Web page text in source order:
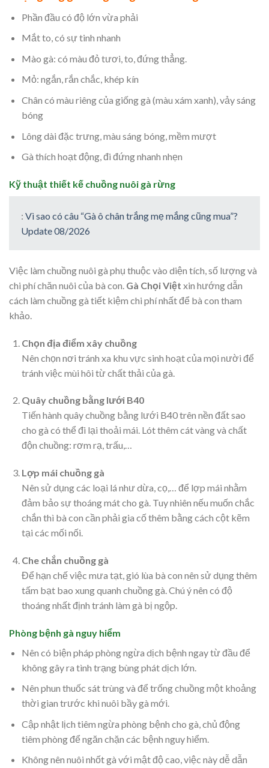
Phần đầu có độ lớn vừa phải
Mắt to, có sự tinh nhanh
Mào gà: có màu đỏ tươi, to, đứng thẳng.
Mỏ: ngắn, rắn chắc, khép kín
Chân có màu riêng của giống gà (màu xám xanh), vảy sáng
bóng
Lông dài đặc trưng, màu sáng bóng, mềm mượt
Gà thích hoạt động, đi đứng nhanh nhẹn
Kỹ thuật thiết kế chuồng nuôi gà rừng
: Vì sao có câu “Gà ô chân trắng mẹ mắng cũng mua”?
Update 08/2026
Việc làm chuồng nuôi gà phụ thuộc vào diện tích, số lượng và
chi phí chăn nuôi của bà con. Gà Chọi Việt xin hướng dẫn
cách làm chuồng gà tiết kiệm chi phí nhất để bà con tham
khảo.
Chọn địa điểm xây chuồng
Nên chọn nơi tránh xa khu vực sinh hoạt của mọi nười để
tránh việc mùi hôi từ chất thải của gà.
Quây chuồng bằng lưới B40
Tiến hành quây chuồng bằng lưới B40 trên nền đất sao
cho gà có thể đi lại thoải mái. Lót thêm cát vàng và chất
độn chuồng: rơm rạ, trấu,…
Lợp mái chuồng gà
Nên sử dụng các loại lá như dừa, cọ,… để lợp mái nhằm
đảm bảo sự thoáng mát cho gà. Tuy nhiên nếu muốn chắc
chắn thì bà con cần phải gia cố thêm bằng cách cột kẽm
tại các mối nối.
Che chắn chuồng gà
Để hạn chế việc mưa tạt, gió lùa bà con nên sử dụng thêm
tấm bạt bao xung quanh chuồng gà. Chú ý nên có độ
thoáng nhất định tránh làm gà bị ngộp.
Phòng bệnh gà nguy hiểm
Nên có biện pháp phòng ngừa dịch bệnh ngay từ đầu để
không gây ra tình trạng bùng phát dịch lớn.
Nên phun thuốc sát trùng và để trống chuồng một khoảng
thời gian trước khi nuôi bầy gà mới.
Cập nhật lịch tiêm ngừa phòng bệnh cho gà, chủ động
tiêm phòng để ngăn chặn các bệnh nguy hiểm.
Không nên nuôi nhốt gà với mật độ cao, việc này dễ dẫn